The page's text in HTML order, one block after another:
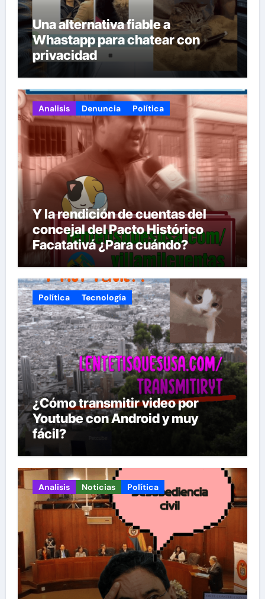
Una alternativa fiable a
Whastapp para chatear con
privacidad
Analisis Denuncia Política
Y la rendición de cuentas del
concejal del Pacto Histórico
Facatativá ¿Para cuándo?
Política Tecnología
¿Cómo transmitir video por
Youtube con Android y muy
fácil?
Analisis Noticias Política